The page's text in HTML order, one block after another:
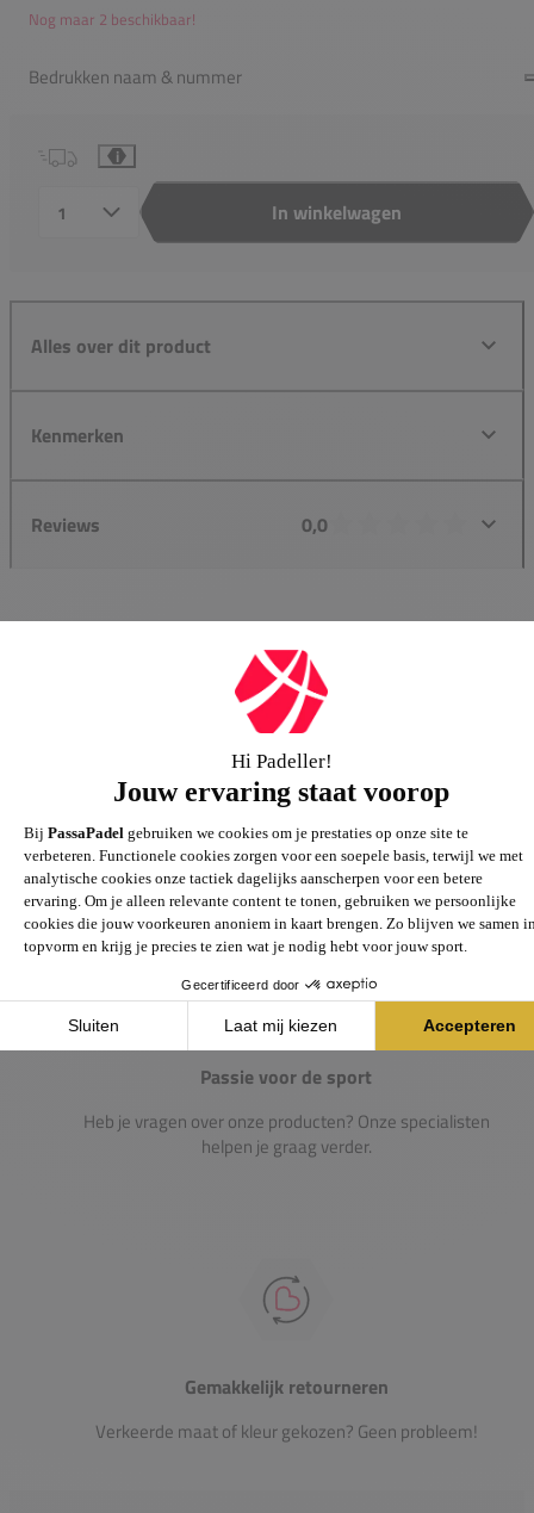
Nog maar 2 beschikbaar!
Bedrukken naam & nummer
i
In winkelwagen
Alles over dit product
Kenmerken
Reviews 0,0
Groot assortiment
Gigantisch assortiment met meer dan 21.000+
artikelen
Passie voor de sport
Heb je vragen over onze producten? Onze specialisten
helpen je graag verder.
Gemakkelijk retourneren
Verkeerde maat of kleur gekozen? Geen probleem!